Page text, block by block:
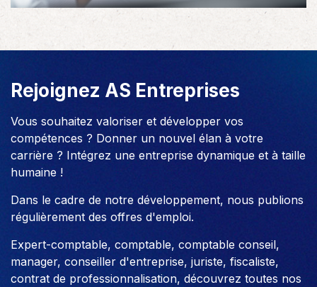
Rejoignez AS Entreprises
Vous souhaitez valoriser et développer vos
compétences ? Donner un nouvel élan à votre
carrière ? Intégrez une entreprise dynamique et à taille
humaine !
Dans le cadre de notre développement, nous publions
régulièrement des offres d'emploi.
Expert-comptable, comptable, comptable conseil,
manager, conseiller d'entreprise, juriste, fiscaliste,
contrat de professionnalisation, découvrez toutes nos